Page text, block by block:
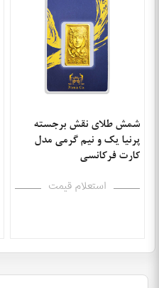
شمش طلای نقش برجسته
پرنیا یک و نیم گرمی مدل
کارت فرکانسی
استعلام قیمت